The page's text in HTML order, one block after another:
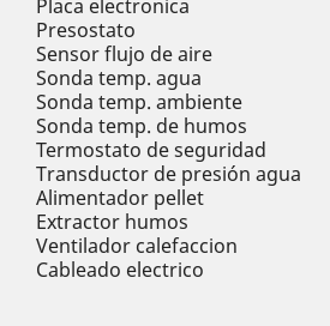
Placa electronica
Presostato
Sensor flujo de aire
Sonda temp. agua
Sonda temp. ambiente
Sonda temp. de humos
Termostato de seguridad
Transductor de presión agua
Alimentador pellet
Extractor humos
Ventilador calefaccion
Cableado electrico